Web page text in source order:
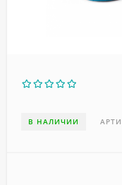
В НАЛИЧИИ